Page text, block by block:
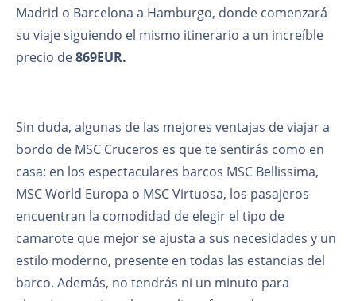
Madrid o Barcelona a Hamburgo, donde comenzará
su viaje siguiendo el mismo itinerario a un increíble
precio de869EUR.
Sin duda, algunas de las mejores ventajas de viajar a
bordo de MSC Cruceros es que te sentirás como en
casa: en los espectaculares barcos MSC Bellissima,
MSC World Europa o MSC Virtuosa, los pasajeros
encuentran la comodidad de elegir el tipo de
camarote que mejor se ajusta a sus necesidades y un
estilo moderno, presente en todas las estancias del
barco. Además, no tendrás ni un minuto para